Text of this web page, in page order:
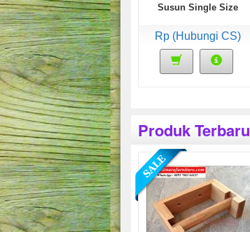
Susun Single Size
Rp (Hubungi CS)
Produk Terbaru